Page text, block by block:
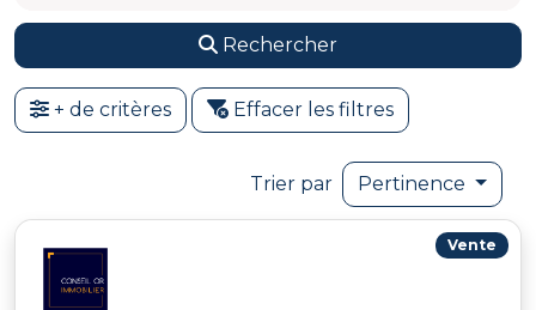
Rechercher
+ de critères Effacer les filtres
Trier par Pertinence
Vente